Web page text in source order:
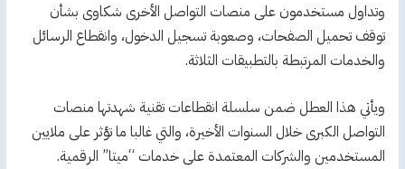
وتداول مستخدمون على منصات التواصل الأخرى شكاوى بشأن
توقف تحميل الصفحات، وصعوبة تسجيل الدخول، وانقطاع الرسائل
والخدمات المرتبطة بالتطبيقات الثلاثة.
ويأتي هذا العطل ضمن سلسلة انقطاعات تقنية شهدتها منصات
التواصل الكبرى خلال السنوات الأخيرة، والتي غالبا ما تؤثر على ملايين
المستخدمين والشركات المعتمدة على خدمات “ميتا” الرقمية.